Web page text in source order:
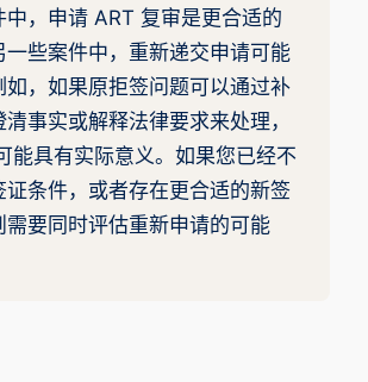
中，申请 ART 复审是更合适的
一些案件中，重新递交申请可能
如，如果原拒签问题可以通过补
事实或解释法律要求来处理，
能具有实际意义。如果您已经不
证条件，或者存在更合适的新签
需要同时评估重新申请的可能